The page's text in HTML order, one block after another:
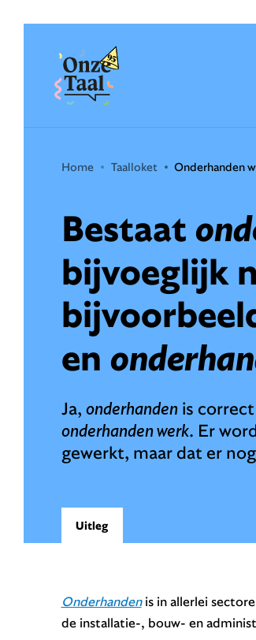
Onze Taal
Home Taalloket Onderhanden
Bestaat
bijvoeglijk
en
Ja, onderhandenis
onderhanden werk. Er
gewerkt, maar dat er
Uitleg
Onderhandenis in allerlei
de installatie-, bouw- en